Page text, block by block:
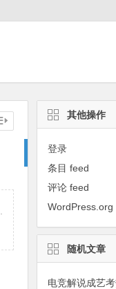
其他操作
登录
条目 feed
评论 feed
WordPress.org
随机文章
电竞解说成艺